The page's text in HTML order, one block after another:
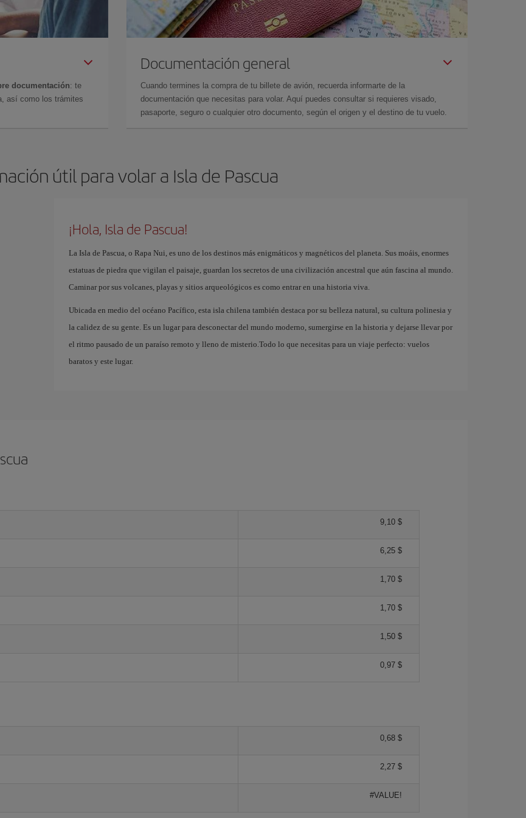
documentación: te
así como los trámites
Documentación general
Cuando termines la compra de tu billete de avión, recuerda informarte de la
documentación que necesitas para volar. Aquí puedes consultar si requieres visado,
pasaporte, seguro o cualquier otro documento, según el origen y el destino de tu vuelo.
útil para volar a Isla de Pascua
¡Hola, Isla de Pascua!
La Isla de Pascua, o Rapa Nui, es uno de los destinos más enigmáticos y magnéticos del planeta. Sus moáis, enormes
estatuas de piedra que vigilan el paisaje, guardan los secretos de una civilización ancestral que aún fascina al mundo.
Caminar por sus volcanes, playas y sitios arqueológicos es como entrar en una historia viva.
Ubicada en medio del océano Pacífico, esta isla chilena también destaca por su belleza natural, su cultura polinesia y
la calidez de su gente. Es un lugar para desconectar del mundo moderno, sumergirse en la historia y dejarse llevar por
el ritmo pausado de un paraíso remoto y lleno de misterio.Todo lo que necesitas para un viaje perfecto: vuelos
baratos y este lugar.
9,10 $
6,25 $
1,70 $
1,70 $
1,50 $
0,97 $
0,68 $
2,27 $
#VALUE!